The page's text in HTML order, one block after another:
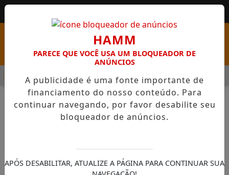
COM VAGAS EM SEIS FUNÇÕES E SALÁRIOS QUE CHEGAM
MENU
Servidor do Paraná é indiciado por
HAMM
PARECE QUE VOCÊ USA UM BLOQUEADOR DE
ANÚNCIOS
A publicidade é uma fonte importante de
financiamento do nosso conteúdo. Para
continuar navegando, por favor desabilite seu
bloqueador de anúncios.
APÓS DESABILITAR, ATUALIZE A PÁGINA PARA CONTINUAR SUA